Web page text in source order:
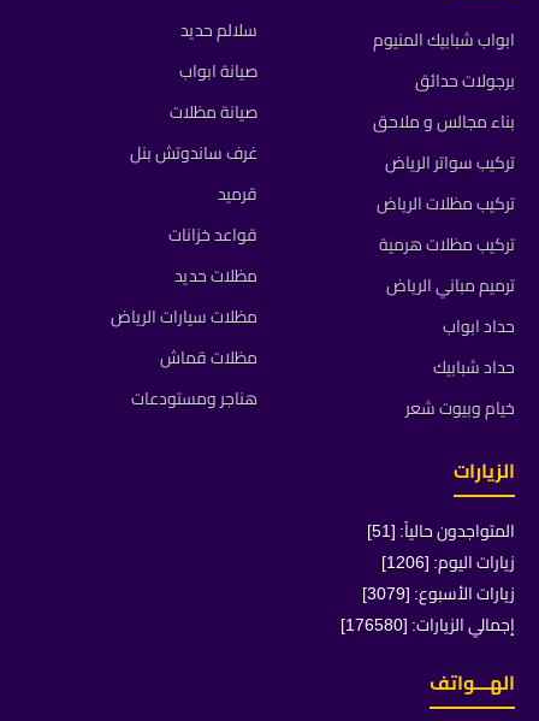
ابواب شبابيك المنيوم
برجولات حدائق
بناء مجالس و ملاحق
تركيب سواتر الرياض
تركيب مظلات الرياض
تركيب مظلات هرمية
ترميم مباني الرياض
حداد ابواب
حداد شبابيك
خيام وبيوت شعر
سلالم حديد
صيانة ابواب
صيانة مظلات
غرف ساندوتش بنل
قرميد
قواعد خزانات
مظلات حديد
مظلات سيارات الرياض
مظلات قماش
هناجر ومستودعات
الزيارات
المتواجدون حالياً: [51]
زيارات اليوم: [1206]
زيارات الأسبوع: [3079]
إجمالي الزيارات: [176580]
الهـــواتف